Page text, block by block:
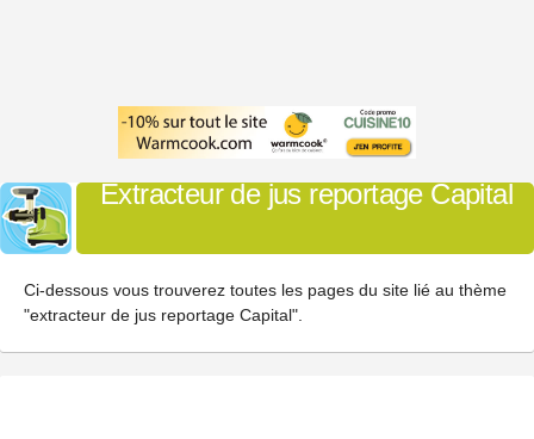
Extracteur de jus reportage Capital
Ci-dessous vous trouverez toutes les pages du site lié au thème
"extracteur de jus reportage Capital".